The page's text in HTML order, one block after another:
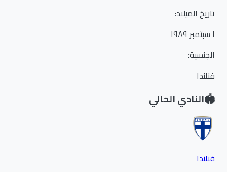
تاريخ الميلاد:
الجنسية:
فنلندا
النادي الحالي
فنلندا